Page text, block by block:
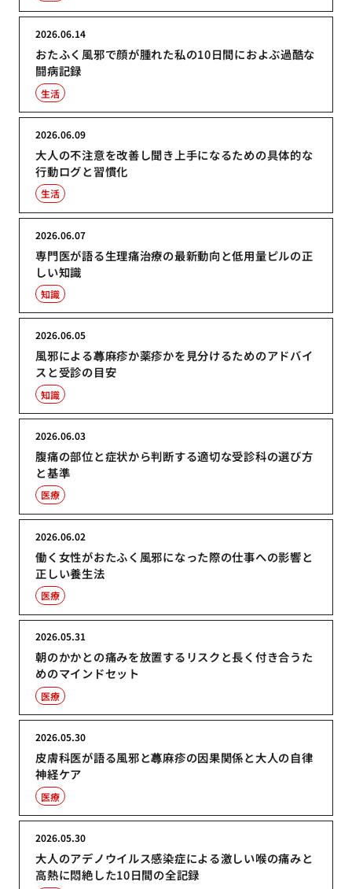
おたふく風邪で顔が腫れた私の10日間におよぶ過酷な
闘病記録
2026.06.14
生活
大人の不注意を改善し聞き上手になるための具体的な
行動ログと習慣化
2026.06.09
生活
専門医が語る生理痛治療の最新動向と低用量ピルの正
しい知識
2026.06.07
知識
風邪による蕁麻疹か薬疹かを見分けるためのアドバイ
スと受診の目安
2026.06.05
知識
腹痛の部位と症状から判断する適切な受診科の選び方
と基準
2026.06.03
医療
働く女性がおたふく風邪になった際の仕事への影響と
正しい養生法
2026.06.02
医療
朝のかかとの痛みを放置するリスクと長く付き合うた
めのマインドセット
2026.05.31
医療
皮膚科医が語る風邪と蕁麻疹の因果関係と大人の自律
神経ケア
2026.05.30
医療
大人のアデノウイルス感染症による激しい喉の痛みと
高熱に悶絶した10日間の全記録
2026.05.30